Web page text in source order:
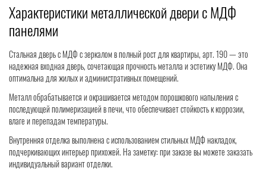
Характеристики металлической двери с МДФ
панелями
Стальная дверь с МДФ с зеркалом в полный рост для квартиры, арт. 190 — это
надежная входная дверь, сочетающая прочность металла и эстетику МДФ. Она
оптимальна для жилых и административных помещений.
Металл обрабатывается и окрашивается методом порошкового напыления с
последующей полимеризацией в печи, что обеспечивает стойкость к коррозии,
влаге и перепадам температуры.
Внутренняя отделка выполнена с использованием стильных МДФ накладок,
подчеркивающих интерьер прихожей. На заметку: при заказе вы можете заказать
индивидуальный вариант отделки.